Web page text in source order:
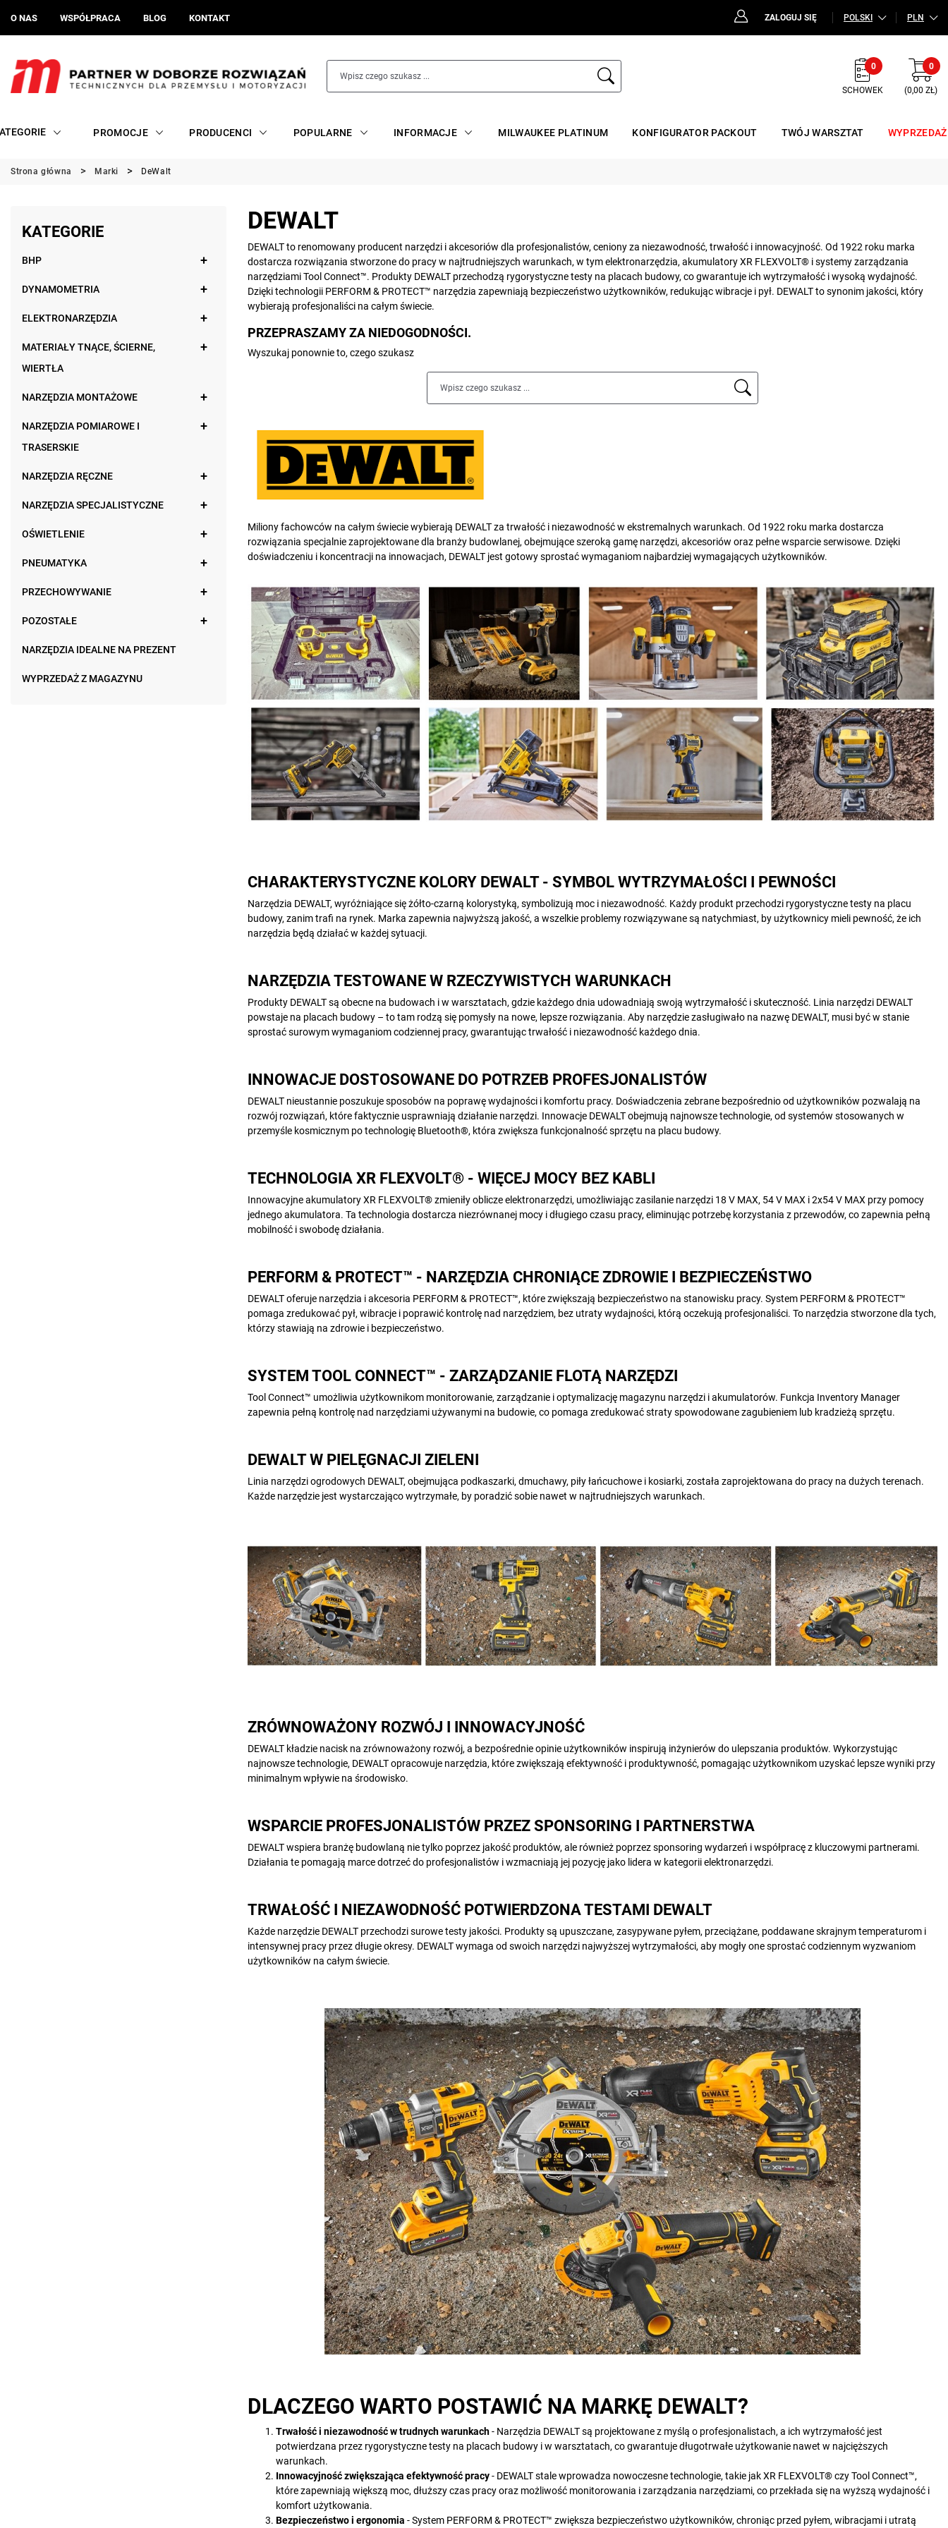
O NAS WSPÓŁPRACA BLOG KONTAKT ZALOGUJ SIĘ POLSKI PLN
0
SCHOWEK
0
(0,00 ZŁ)
PROMOCJE PRODUCENCI POPULARNE INFORMACJE MILWAUKEE PLATINUM KONFIGURATOR PACKOUT TWÓJ WARSZTAT WYPRZEDAŻ
Strona główna Marki DeWalt
KATEGORIE
BHP
DYNAMOMETRIA
ELEKTRONARZĘDZIA
MATERIAŁY TNĄCE, ŚCIERNE,
WIERTŁA
NARZĘDZIA MONTAŻOWE
NARZĘDZIA POMIAROWE I
TRASERSKIE
NARZĘDZIA RĘCZNE
NARZĘDZIA SPECJALISTYCZNE
OŚWIETLENIE
PNEUMATYKA
PRZECHOWYWANIE
POZOSTAŁE
NARZĘDZIA IDEALNE NA PREZENT
WYPRZEDAŻ Z MAGAZYNU
DEWALT
DEWALT to renomowany producent narzędzi i akcesoriów dla profesjonalistów, ceniony za niezawodność, trwałość i innowacyjność. Od 1922 roku marka
dostarcza rozwiązania stworzone do pracy w najtrudniejszych warunkach, w tym elektronarzędzia, akumulatory XR FLEXVOLT® i systemy zarządzania
narzędziami Tool Connect™. Produkty DEWALT przechodzą rygorystyczne testy na placach budowy, co gwarantuje ich wytrzymałość i wysoką wydajność.
Dzięki technologii PERFORM & PROTECT™ narzędzia zapewniają bezpieczeństwo użytkowników, redukując wibracje i pył. DEWALT to synonim jakości, który
wybierają profesjonaliści na całym świecie.
PRZEPRASZAMY ZA NIEDOGODNOŚCI.
Wyszukaj ponownie to, czego szukasz
Miliony fachowców na całym świecie wybierają DEWALT za trwałość i niezawodność w ekstremalnych warunkach. Od 1922 roku marka dostarcza
rozwiązania specjalnie zaprojektowane dla branży budowlanej, obejmujące szeroką gamę narzędzi, akcesoriów oraz pełne wsparcie serwisowe. Dzięki
doświadczeniu i koncentracji na innowacjach, DEWALT jest gotowy sprostać wymaganiom najbardziej wymagających użytkowników.
CHARAKTERYSTYCZNE KOLORY DEWALT - SYMBOL WYTRZYMAŁOŚCI I PEWNOŚCI
Narzędzia DEWALT, wyróżniające się żółto-czarną kolorystyką, symbolizują moc i niezawodność. Każdy produkt przechodzi rygorystyczne testy na placu
budowy, zanim trafi na rynek. Marka zapewnia najwyższą jakość, a wszelkie problemy rozwiązywane są natychmiast, by użytkownicy mieli pewność, że ich
narzędzia będą działać w każdej sytuacji.
NARZĘDZIA TESTOWANE W RZECZYWISTYCH WARUNKACH
Produkty DEWALT są obecne na budowach i w warsztatach, gdzie każdego dnia udowadniają swoją wytrzymałość i skuteczność. Linia narzędzi DEWALT
powstaje na placach budowy – to tam rodzą się pomysły na nowe, lepsze rozwiązania. Aby narzędzie zasługiwało na nazwę DEWALT, musi być w stanie
sprostać surowym wymaganiom codziennej pracy, gwarantując trwałość i niezawodność każdego dnia.
INNOWACJE DOSTOSOWANE DO POTRZEB PROFESJONALISTÓW
DEWALT nieustannie poszukuje sposobów na poprawę wydajności i komfortu pracy. Doświadczenia zebrane bezpośrednio od użytkowników pozwalają na
rozwój rozwiązań, które faktycznie usprawniają działanie narzędzi. Innowacje DEWALT obejmują najnowsze technologie, od systemów stosowanych w
przemyśle kosmicznym po technologię Bluetooth®, która zwiększa funkcjonalność sprzętu na placu budowy.
TECHNOLOGIA XR FLEXVOLT® - WIĘCEJ MOCY BEZ KABLI
Innowacyjne akumulatory XR FLEXVOLT® zmieniły oblicze elektronarzędzi, umożliwiając zasilanie narzędzi 18 V MAX, 54 V MAX i 2x54 V MAX przy pomocy
jednego akumulatora. Ta technologia dostarcza niezrównanej mocy i długiego czasu pracy, eliminując potrzebę korzystania z przewodów, co zapewnia pełną
mobilność i swobodę działania.
PERFORM & PROTECT™ - NARZĘDZIA CHRONIĄCE ZDROWIE I BEZPIECZEŃSTWO
DEWALT oferuje narzędzia i akcesoria PERFORM & PROTECT™, które zwiększają bezpieczeństwo na stanowisku pracy. System PERFORM & PROTECT™
pomaga zredukować pył, wibracje i poprawić kontrolę nad narzędziem, bez utraty wydajności, którą oczekują profesjonaliści. To narzędzia stworzone dla tych,
którzy stawiają na zdrowie i bezpieczeństwo.
SYSTEM TOOL CONNECT™ - ZARZĄDZANIE FLOTĄ NARZĘDZI
Tool Connect™ umożliwia użytkownikom monitorowanie, zarządzanie i optymalizację magazynu narzędzi i akumulatorów. Funkcja Inventory Manager
zapewnia pełną kontrolę nad narzędziami używanymi na budowie, co pomaga zredukować straty spowodowane zagubieniem lub kradzieżą sprzętu.
DEWALT W PIELĘGNACJI ZIELENI
Linia narzędzi ogrodowych DEWALT, obejmująca podkaszarki, dmuchawy, piły łańcuchowe i kosiarki, została zaprojektowana do pracy na dużych terenach.
Każde narzędzie jest wystarczająco wytrzymałe, by poradzić sobie nawet w najtrudniejszych warunkach.
ZRÓWNOWAŻONY ROZWÓJ I INNOWACYJNOŚĆ
DEWALT kładzie nacisk na zrównoważony rozwój, a bezpośrednie opinie użytkowników inspirują inżynierów do ulepszania produktów. Wykorzystując
najnowsze technologie, DEWALT opracowuje narzędzia, które zwiększają efektywność i produktywność, pomagając użytkownikom uzyskać lepsze wyniki przy
minimalnym wpływie na środowisko.
WSPARCIE PROFESJONALISTÓW PRZEZ SPONSORING I PARTNERSTWA
DEWALT wspiera branżę budowlaną nie tylko poprzez jakość produktów, ale również poprzez sponsoring wydarzeń i współpracę z kluczowymi partnerami.
Działania te pomagają marce dotrzeć do profesjonalistów i wzmacniają jej pozycję jako lidera w kategorii elektronarzędzi.
TRWAŁOŚĆ I NIEZAWODNOŚĆ POTWIERDZONA TESTAMI DEWALT
Każde narzędzie DEWALT przechodzi surowe testy jakości. Produkty są upuszczane, zasypywane pyłem, przeciążane, poddawane skrajnym temperaturom i
intensywnej pracy przez długie okresy. DEWALT wymaga od swoich narzędzi najwyższej wytrzymałości, aby mogły one sprostać codziennym wyzwaniom
użytkowników na całym świecie.
DLACZEGO WARTO POSTAWIĆ NA MARKĘ DEWALT?
Trwałość i niezawodność w trudnych warunkach- Narzędzia DEWALT są projektowane z myślą o profesjonalistach, a ich wytrzymałość jest
potwierdzana przez rygorystyczne testy na placach budowy i w warsztatach, co gwarantuje długotrwałe użytkowanie nawet w najcięższych
warunkach.
Innowacyjność zwiększająca efektywność pracy- DEWALT stale wprowadza nowoczesne technologie, takie jak XR FLEXVOLT® czy Tool Connect™,
które zapewniają większą moc, dłuższy czas pracy oraz możliwość monitorowania i zarządzania narzędziami, co przekłada się na wyższą wydajność i
komfort użytkowania.
Bezpieczeństwo i ergonomia - System PERFORM & PROTECT™ zwiększa bezpieczeństwo użytkowników, chroniąc przed pyłem, wibracjami i utratą